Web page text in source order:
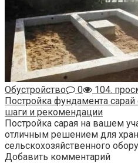
Обустройство 0
104.
Постройка фундамента
шаги и рекомендации
Постройка сарая на вашем
отличным решением для
сельскохозяйственного
Добавить комментарий